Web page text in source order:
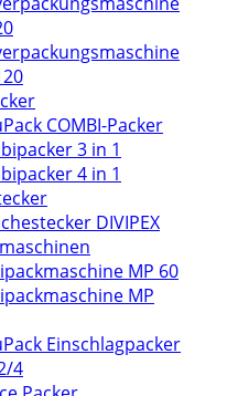
COMBI-Packer
3 in 1
4 in 1
DIVIPEX
MP 60
MP
Einschlagpacker
4